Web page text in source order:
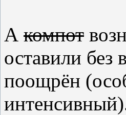
А компот
оставили
поощрён